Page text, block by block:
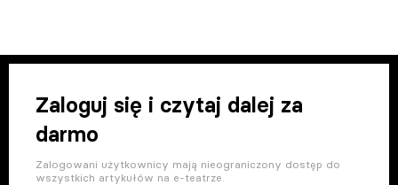
Zaloguj się i czytaj dalej za
darmo
Zalogowani użytkownicy mają nieograniczony dostęp do
wszystkich artykułów na e-teatrze.